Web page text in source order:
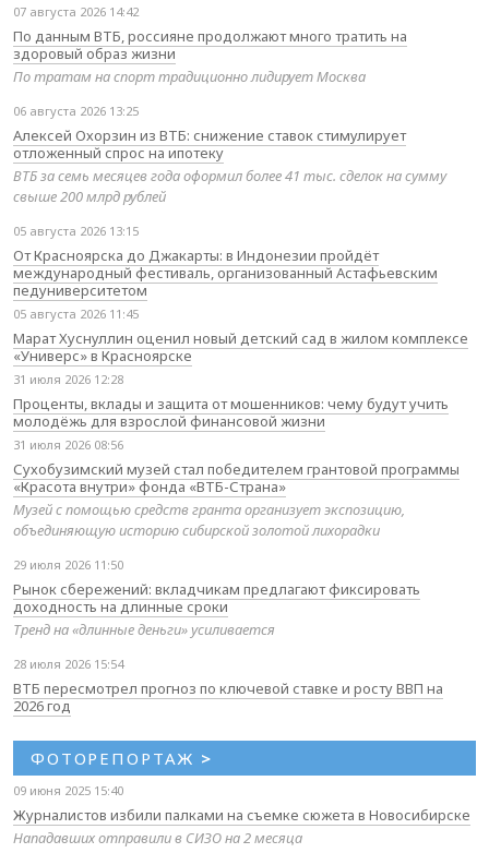
07 августа 2026 14:42
По данным ВТБ, россияне продолжают много тратить на
здоровый образ жизни
По тратам на спорт традиционно лидирует Москва
06 августа 2026 13:25
Алексей Охорзин из ВТБ: снижение ставок стимулирует
отложенный спрос на ипотеку
ВТБ за семь месяцев года оформил более 41 тыс. сделок на сумму
свыше 200 млрд рублей
05 августа 2026 13:15
От Красноярска до Джакарты: в Индонезии пройдёт
международный фестиваль, организованный Астафьевским
педуниверситетом
05 августа 2026 11:45
Марат Хуснуллин оценил новый детский сад в жилом комплексе
«Универс» в Красноярске
31 июля 2026 12:28
Проценты, вклады и защита от мошенников: чему будут учить
молодёжь для взрослой финансовой жизни
31 июля 2026 08:56
Сухобузимский музей стал победителем грантовой программы
«Красота внутри» фонда «ВТБ-Страна»
Музей с помощью средств гранта организует экспозицию,
объединяющую историю сибирской золотой лихорадки
29 июля 2026 11:50
Рынок сбережений: вкладчикам предлагают фиксировать
доходность на длинные сроки
Тренд на «длинные деньги» усиливается
28 июля 2026 15:54
ВТБ пересмотрел прогноз по ключевой ставке и росту ВВП на
2026 год
ФОТОРЕПОРТАЖ >
09 июня 2025 15:40
Журналистов избили палками на съемке сюжета в Новосибирске
Нападавших отправили в СИЗО на 2 месяца